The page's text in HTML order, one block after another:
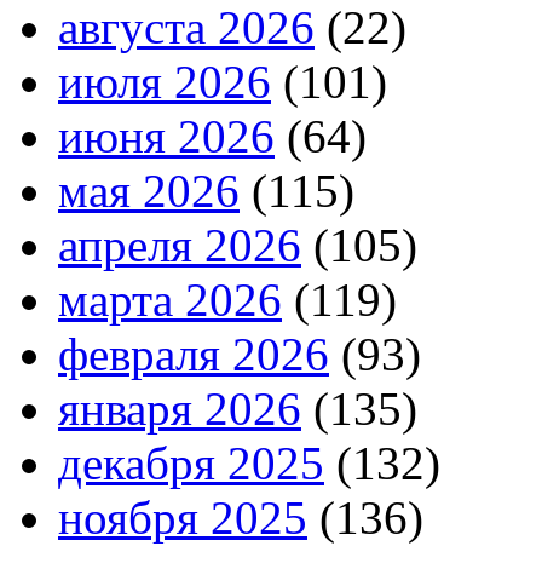
августа 2026 (22)
июля 2026 (101)
июня 2026 (64)
мая 2026 (115)
апреля 2026 (105)
марта 2026 (119)
февраля 2026 (93)
января 2026 (135)
декабря 2025 (132)
ноября 2025 (136)